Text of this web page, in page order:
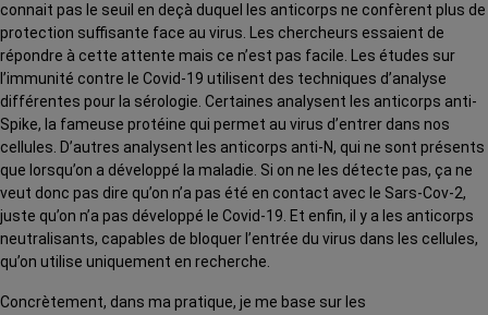
connait pas le seuil en deçà duquel les anticorps ne confèrent plus de
protection suffisante face au virus. Les chercheurs essaient de
répondre à cette attente mais ce n’est pas facile. Les études sur
l’immunité contre le Covid-19 utilisent des techniques d’analyse
différentes pour la sérologie. Certaines analysent les anticorps anti-
Spike, la fameuse protéine qui permet au virus d’entrer dans nos
cellules. D’autres analysent les anticorps anti-N, qui ne sont présents
que lorsqu’on a développé la maladie. Si on ne les détecte pas, ça ne
veut donc pas dire qu’on n’a pas été en contact avec le Sars-Cov-2,
juste qu’on n’a pas développé le Covid-19. Et enfin, il y a les anticorps
neutralisants, capables de bloquer l’entrée du virus dans les cellules,
qu’on utilise uniquement en recherche.
Concrètement, dans ma pratique, je me base sur les